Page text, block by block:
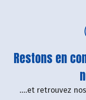
Restons en
....et retrouvez